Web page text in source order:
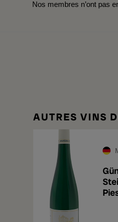
Nos membres n’ont pas
AUTRES VINS